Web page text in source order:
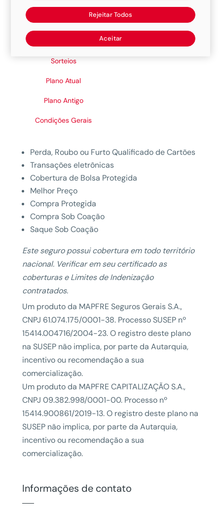
Federal.
Sorteios
Plano Atual
Plano Antigo
Condições Gerais
Perda, Roubo ou Furto Qualificado de Cartões
Transações eletrônicas
Cobertura de Bolsa Protegida
Melhor Preço
Compra Protegida
Compra Sob Coação
Saque Sob Coação
Este seguro possui cobertura em todo território
nacional. Verificar em seu certificado as
coberturas e Limites de Indenização
contratados.
Um produto da MAPFRE Seguros Gerais S.A.,
CNPJ 61.074.175/0001-38. Processo SUSEP nº
15414.004716/2004-23. O registro deste plano
na SUSEP não implica, por parte da Autarquia,
incentivo ou recomendação a sua
comercialização.
Um produto da MAPFRE CAPITALIZAÇÃO S.A.,
CNPJ 09.382.998/0001-00. Processo nº
15414.900861/2019-13. O registro deste plano na
SUSEP não implica, por parte da Autarquia,
incentivo ou recomendação a sua
comercialização.
Informações de contato
Rejeitar Todos
Aceitar